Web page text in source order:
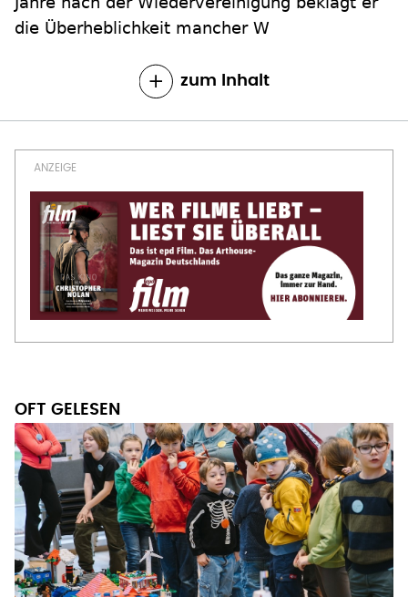
die Überheblichkeit mancher W
zum Inhalt
OFT GELESEN